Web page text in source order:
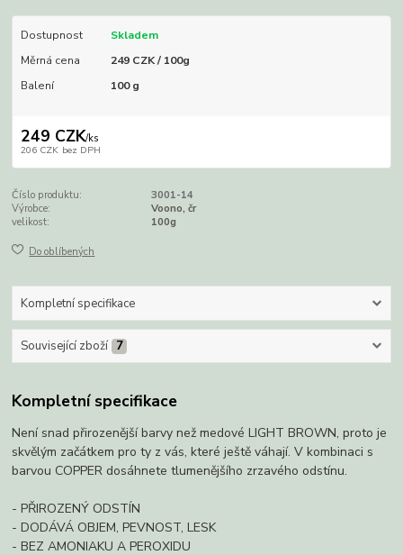
Dostupnost
Skladem
Měrná cena
249 CZK / 100g
Balení
100 g
249 CZK/ks
206 CZK bez DPH
Číslo produktu:
3001-14
Výrobce:
Voono, čr
velikost:
100g
Do oblíbených
Kompletní specifikace
Související zboží 7
Kompletní specifikace
Není snad přirozenější barvy než medové LIGHT BROWN, proto je
skvělým začátkem pro ty z vás, které ještě váhají. V kombinaci s
barvou COPPER dosáhnete tlumenějšího zrzavého odstínu.
- PŘIROZENÝ ODSTÍN
- DODÁVÁ OBJEM, PEVNOST, LESK
- BEZ AMONIAKU A PEROXIDU